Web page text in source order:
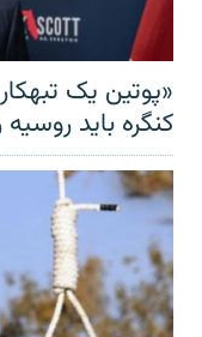
«پوتین یک
کنگره باید